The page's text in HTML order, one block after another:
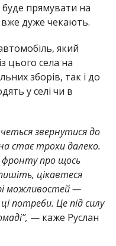
прямувати на
вже дуже чекають.
який
цього села на
зборів, так і до
у селі чи в
звернутися до
стає трохи далеко.
фронту про щось
цікавтеся
можливостей —
потреби. Це під силу
— каже Руслан